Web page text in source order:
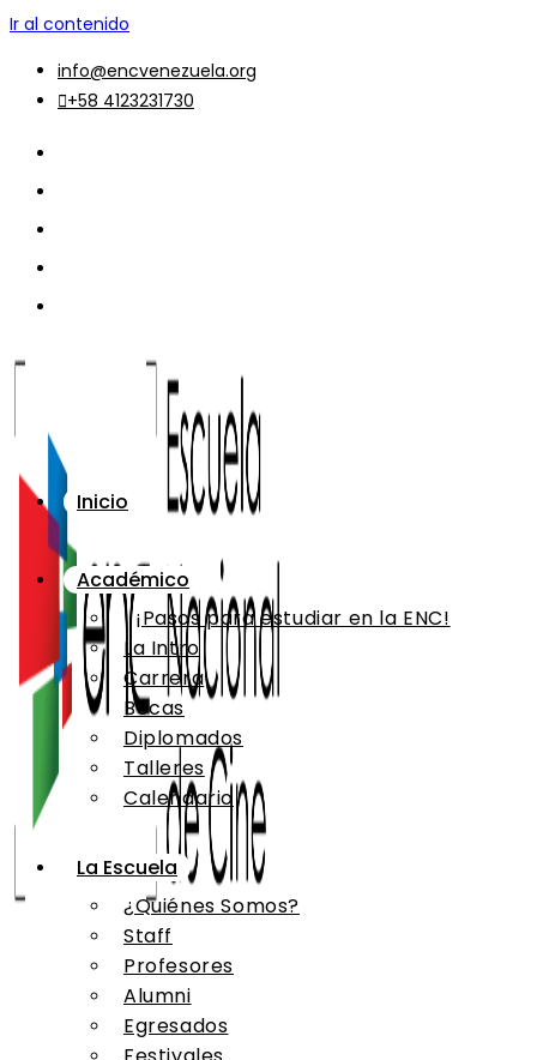
Ir al contenido
info@encvenezuela.org
+58 4123231730
Inicio
Académico
¡Pasos para estudiar en la ENC!
La Intro
Carrera
Becas
Diplomados
Talleres
Calendario
La Escuela
¿Quiénes Somos?
Staff
Profesores
Alumni
Egresados